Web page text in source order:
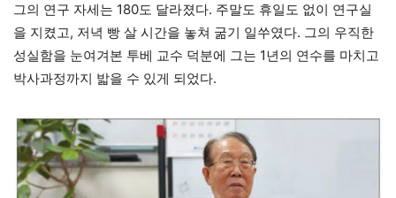
그의 연구 자세는 180도 달라졌다. 주말도 휴일도 없이 연구실
을 지켰고, 저녁 빵 살 시간을 놓쳐 굶기 일쑤였다. 그의 우직한
성실함을 눈여겨본 투베 교수 덕분에 그는 1년의 연수를 마치고
박사과정까지 밟을 수 있게 되었다.